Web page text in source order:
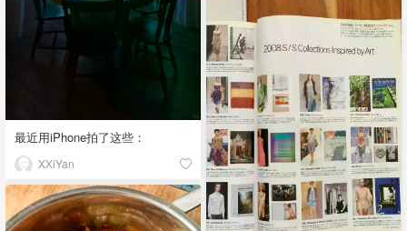
最近用iPhone拍了这些：
XXiYan